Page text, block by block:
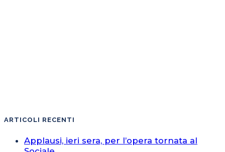
ARTICOLI RECENTI
Applausi, ieri sera, per l’opera tornata al